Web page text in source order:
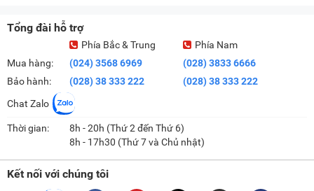
Tổng đài hỗ trợ
Mua hàng:
Bảo hành:
Phía Bắc & Trung
(024) 3568 6969
(028) 38 333 222
Phía Nam
(028) 3833 6666
(028) 38 333 222
Chat Zalo
Thời gian:
8h - 20h (Thứ 2 đến Thứ 6)
8h - 17h30 (Thứ 7 và Chủ nhật)
Kết nối với chúng tôi